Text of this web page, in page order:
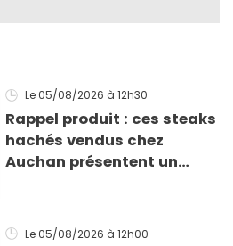
Le 05/08/2026 à 12h30
Rappel produit : ces steaks
hachés vendus chez
Auchan présentent un
Le 05/08/2026 à 12h00